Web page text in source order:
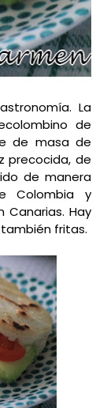
La
de
de masa de
precocida, de
de manera
Colombia y
Canarias. Hay
fritas.